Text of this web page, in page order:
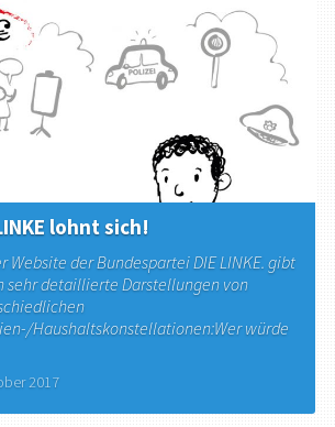
lohnt sich!
Website der Bundespartei DIE LINKE. gibt
sehr detaillierte Darstellungen von
Haushaltskonstellationen:Wer würde
2017